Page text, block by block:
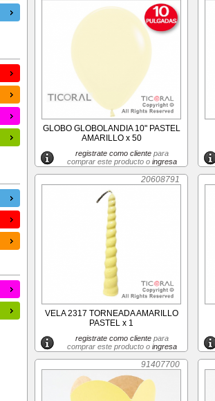
GLOBO GLOBOLANDIA 10" PASTEL
AMARILLO x 50
registrate como clientepara
comprar este producto o ingresa
20608791
VELA 2317 TORNEADA AMARILLO
PASTEL x 1
registrate como clientepara
comprar este producto o ingresa
91407700